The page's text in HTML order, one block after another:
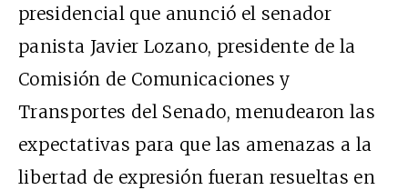
presidencial que anunció el senador
panista Javier Lozano, presidente de la
Comisión de Comunicaciones y
Transportes del Senado, menudearon las
expectativas para que las amenazas a la
libertad de expresión fueran resueltas en